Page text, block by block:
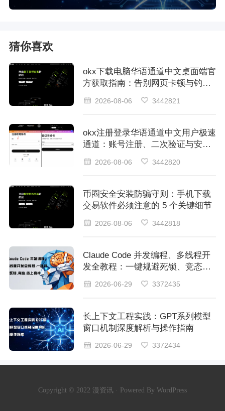
猜你喜欢
okx下载电脑华语通道中文桌面端官
方获取指南：告别网页卡顿与钓鱼
2026-08-06 3442821
okx注册登录华语通道中文用户极速
通道：账号注册、二次验证与安全
登录
2026-08-06 3442820
币圈安全安装防骗守则：手机下载
交易软件必须注意的 5 个关键细节
2026-08-06 3442818
Claude Code 并发编程、多线程开
发全教程：一键规避死锁、竞态：
线上高并发稳定运行
2026-06-29 3372435
长上下文工程实践：GPT系列模型
窗口机制深度解析与操作指南
2026-06-29 3372434
Copyright © 2022 漫资讯 · Powered By WordPress